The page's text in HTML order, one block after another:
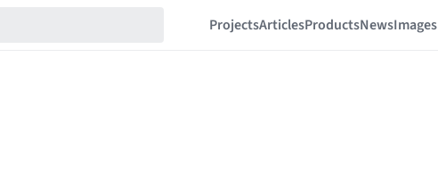
ProjectsArticlesProductsNewsImages